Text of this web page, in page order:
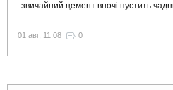
звичайний цемент вночі пустить
01 авг, 11:08 0